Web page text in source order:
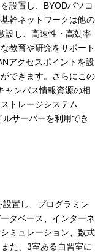
設置し、BYODパソコ
幹ネットワークは他の
設し、高速性・高効率
教育や研究をサポート
アクセスポイントを設
できます。さらにこの
ャンパス情報資源の相
トレージシステム
サーバーを利用でき
置し、プログラミン
タベース、インターネ
ミュレーション、数式
た、3室ある自習室に